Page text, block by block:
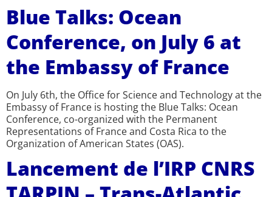
Blue Talks: Ocean
Conference, on July 6 at
the Embassy of France
On July 6th, the Office for Science and Technology at the
Embassy of France is hosting the Blue Talks: Ocean
Conference, co-organized with the Permanent
Representations of France and Costa Rica to the
Organization of American States (OAS).
Lancement de l’IRP CNRS